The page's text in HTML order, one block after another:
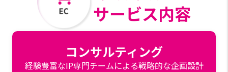
サービス内容
コンサルティング
経験豊富なIP専門チームによる戦略的な企画設計